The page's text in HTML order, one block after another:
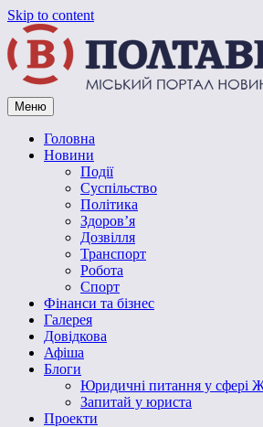
Skip to content
Vpoltave.info
Полтавський портал новин
Меню
Головна
Новини
Події
Суспільство
Політика
Здоров’я
Дозвілля
Транспорт
Робота
Спорт
Фінанси та бізнес
Галерея
Довідкова
Афіша
Блоги
Юридичні питання у сфері
Запитай у юриста
Проекти